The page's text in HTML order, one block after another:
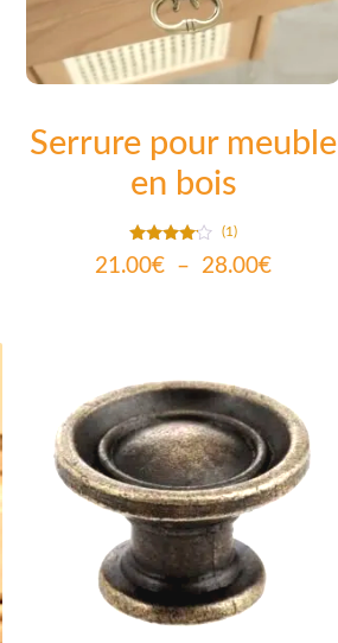
Serrure pour meuble
en bois
Note
4.00
(1)
21.00€ – 28.00€